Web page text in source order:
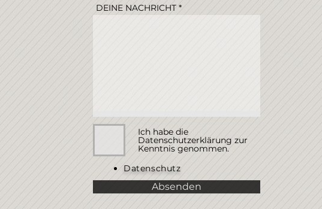
DEINE NACHRICHT
Ich habe die
Datenschutzerklärung zur
Kenntnis genommen.
Datenschutz
Absenden